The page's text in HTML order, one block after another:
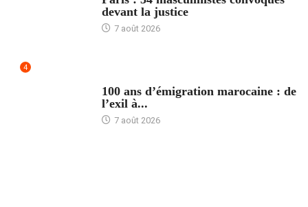
devant la justice
7 août 2026
4
100 ans d’émigration marocaine : de
l’exil à...
7 août 2026